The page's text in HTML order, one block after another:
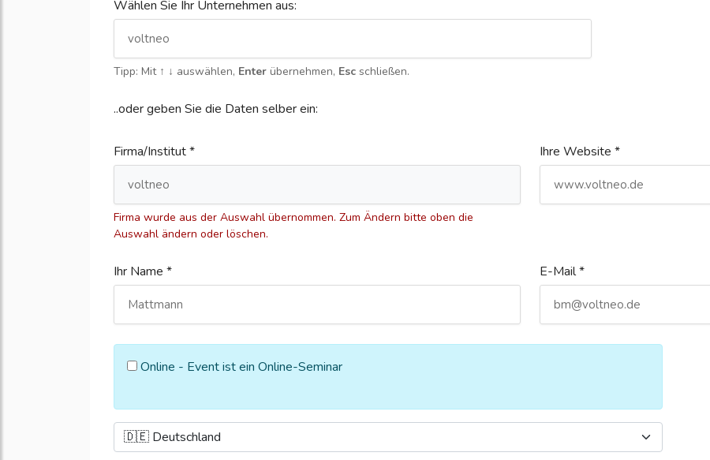
Wählen Sie Ihr Unternehmen aus:
Tipp: Mit ↑ ↓ auswählen, Enter übernehmen, Esc schließen.
..oder geben Sie die Daten selber ein:
Firma/Institut *
Firma wurde aus der Auswahl übernommen. Zum Ändern bitte oben die
Auswahl ändern oder löschen.
Ihre Website *
Ihr Name * E-Mail *
Online - Event ist ein Online-Seminar